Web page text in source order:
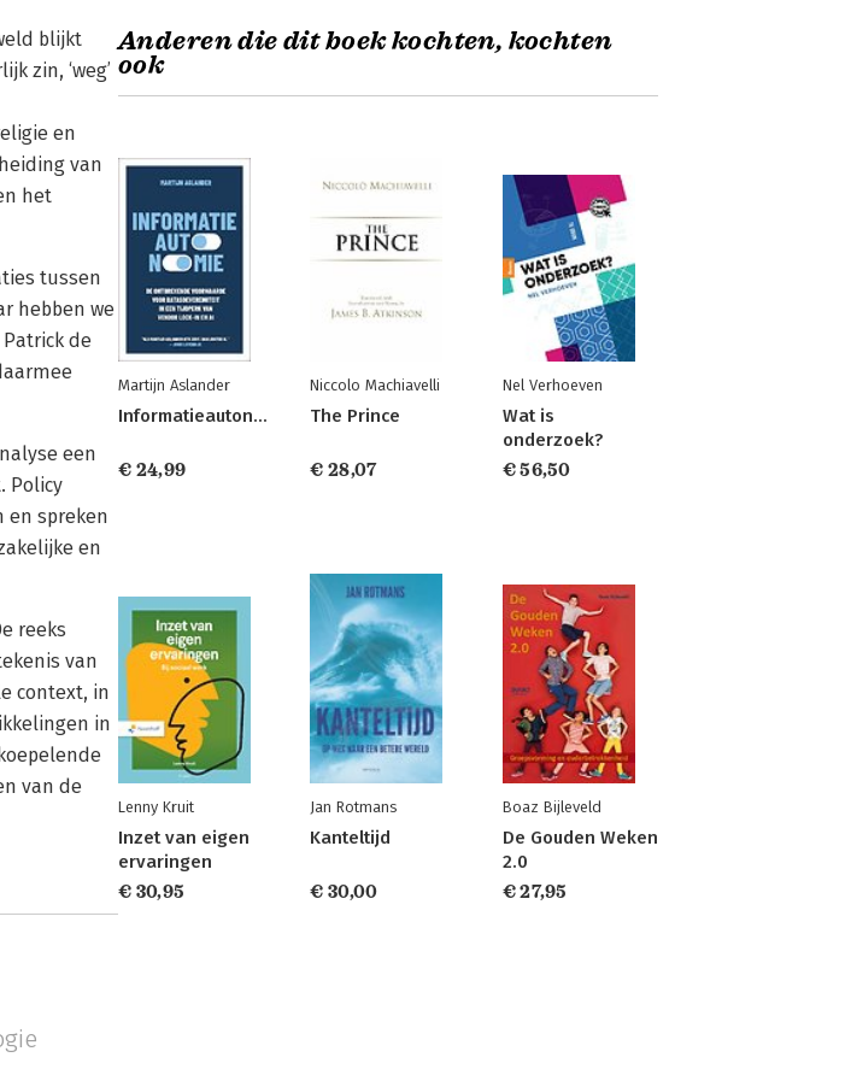
blijkt
zin, ‘weg’
en
van
het
tussen
hebben we
de
een
Policy
en spreken
en
reeks
van
context, in
in
van de
Anderen die dit boek kochten, kochten
ook
Martijn Aslander
Informatieautonomie
€ 24,99
Niccolo Machiavelli
The Prince
€ 28,07
Nel Verhoeven
Wat is
onderzoek?
€ 56,50
Lenny Kruit
Inzet van eigen
ervaringen
€ 30,95
Jan Rotmans
Kanteltijd
€ 30,00
Boaz Bijleveld
De Gouden Weken
2.0
€ 27,95